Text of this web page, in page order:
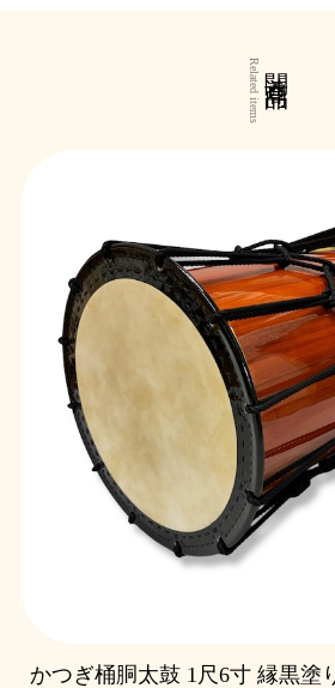
Related items
かつぎ桶胴太鼓 1尺6寸 縁黒塗